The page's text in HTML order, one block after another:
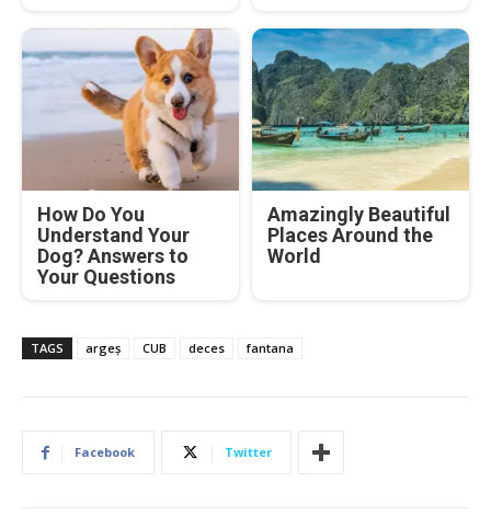
How Do You
Understand Your
Dog? Answers to
Your Questions
Amazingly Beautiful
Places Around the
World
TAGS argeș CUB deces fantana
Facebook Twitter